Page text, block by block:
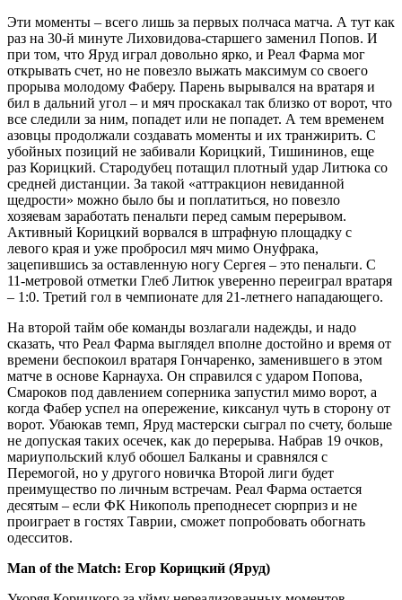
Эти моменты – всего лишь за первых полчаса матча. А тут как
раз на 30-й минуте Лиховидова-старшего заменил Попов. И
при том, что Яруд играл довольно ярко, и Реал Фарма мог
открывать счет, но не повезло выжать максимум со своего
прорыва молодому Фаберу. Парень вырывался на вратаря и
бил в дальний угол – и мяч проскакал так близко от ворот, что
все следили за ним, попадет или не попадет. А тем временем
азовцы продолжали создавать моменты и их транжирить. С
убойных позиций не забивали Корицкий, Тишининов, еще
раз Корицкий. Стародубец потащил плотный удар Литюка со
средней дистанции. За такой «аттракцион невиданной
щедрости» можно было бы и поплатиться, но повезло
хозяевам заработать пенальти перед самым перерывом.
Активный Корицкий ворвался в штрафную площадку с
левого края и уже пробросил мяч мимо Онуфрака,
зацепившись за оставленную ногу Сергея – это пенальти. С
11-метровой отметки Глеб Литюк уверенно переиграл вратаря
– 1:0. Третий гол в чемпионате для 21-летнего нападающего.
На второй тайм обе команды возлагали надежды, и надо
сказать, что Реал Фарма выглядел вполне достойно и время от
времени беспокоил вратаря Гончаренко, заменившего в этом
матче в основе Карнауха. Он справился с ударом Попова,
Смароков под давлением соперника запустил мимо ворот, а
когда Фабер успел на опережение, киксанул чуть в сторону от
ворот. Убаюкав темп, Яруд мастерски сыграл по счету, больше
не допуская таких осечек, как до перерыва. Набрав 19 очков,
мариупольский клуб обошел Балканы и сравнялся с
Перемогой, но у другого новичка Второй лиги будет
преимущество по личным встречам. Реал Фарма остается
десятым – если ФК Никополь преподнесет сюрприз и не
проиграет в гостях Таврии, сможет попробовать обогнать
одесситов.
Man of the Match: Егор Корицкий (Яруд)